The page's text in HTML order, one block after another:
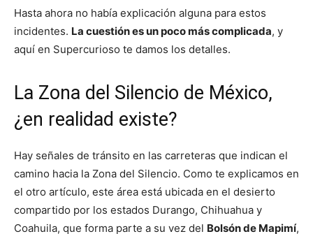
Hasta ahora no había explicación alguna para estos
incidentes. La cuestión es un poco más complicada, y
aquí en Supercurioso te damos los detalles.
La Zona del Silencio de México,
¿en realidad existe?
Hay señales de tránsito en las carreteras que indican el
camino hacia la Zona del Silencio. Como te explicamos en
el otro artículo, este área está ubicada en el desierto
compartido por los estados Durango, Chihuahua y
Coahuila, que forma parte a su vez del Bolsón de Mapimí,